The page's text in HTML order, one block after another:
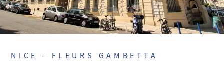
NICE - FLEURS GAMBETTA